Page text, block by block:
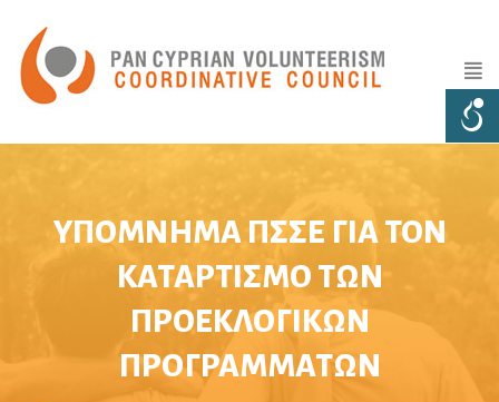
ΥΠΟΜΝΗΜΑ ΠΣΣΕ ΓΙΑ ΤΟΝ
ΚΑΤΑΡΤΙΣΜΟ ΤΩΝ
ΠΡΟΕΚΛΟΓΙΚΩΝ
ΠΡΟΓΡΑΜΜΑΤΩΝ